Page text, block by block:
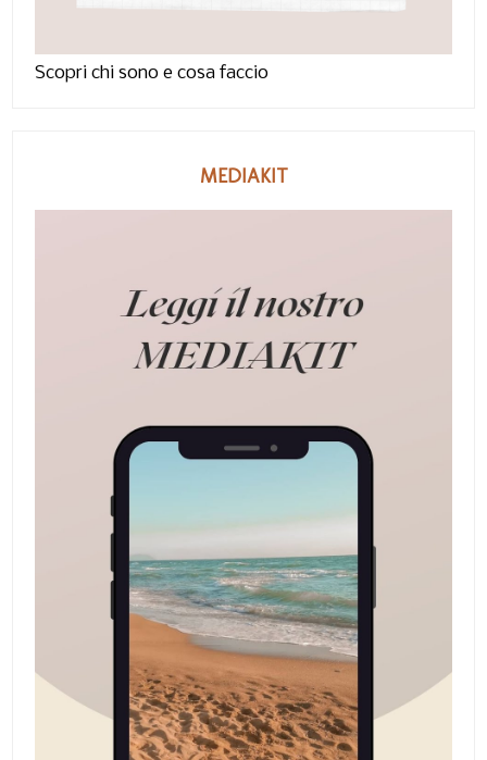
Scopri chi sono e cosa faccio
MEDIAKIT